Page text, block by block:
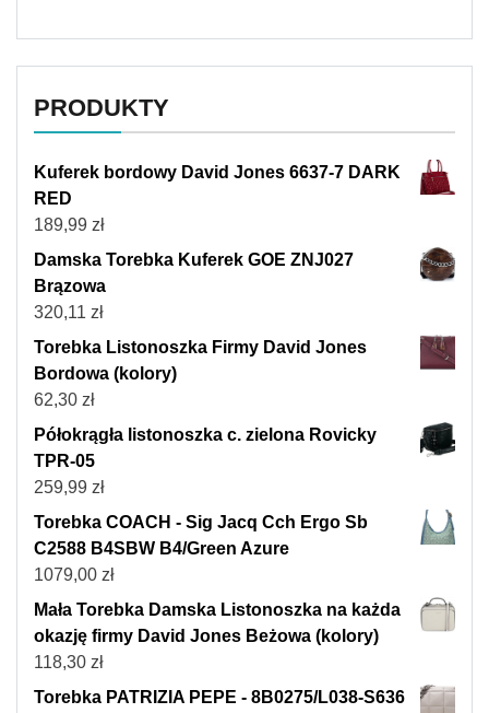
PRODUKTY
Kuferek bordowy David Jones 6637-7 DARK
RED
189,99 zł
Damska Torebka Kuferek GOE ZNJ027
Brązowa
320,11 zł
Torebka Listonoszka Firmy David Jones
Bordowa (kolory)
62,30 zł
Półokrągła listonoszka c. zielona Rovicky
TPR-05
259,99 zł
Torebka COACH - Sig Jacq Cch Ergo Sb
C2588 B4SBW B4/Green Azure
1079,00 zł
Mała Torebka Damska Listonoszka na każda
okazję firmy David Jones Beżowa (kolory)
118,30 zł
Torebka PATRIZIA PEPE - 8B0275/L038-S636